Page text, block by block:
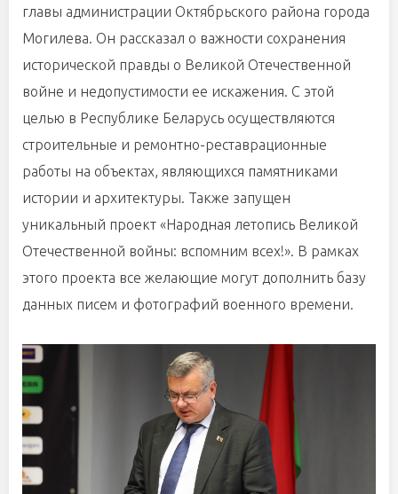
главы администрации Октябрьского района города
Могилева. Он рассказал о важности сохранения
исторической правды о Великой Отечественной
войне и недопустимости ее искажения. С этой
целью в Республике Беларусь осуществляются
строительные и ремонтно-реставрационные
работы на объектах, являющихся памятниками
истории и архитектуры. Также запущен
уникальный проект «Народная летопись Великой
Отечественной войны: вспомним всех!». В рамках
этого проекта все желающие могут дополнить базу
данных писем и фотографий военного времени.